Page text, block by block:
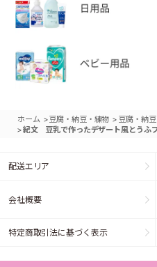
ホーム >豆腐・納豆・練物 > 豆腐・納
>紀文 豆乳で作ったデザート風とうふ
配送エリア
会社概要
特定商取引法に基づく表示